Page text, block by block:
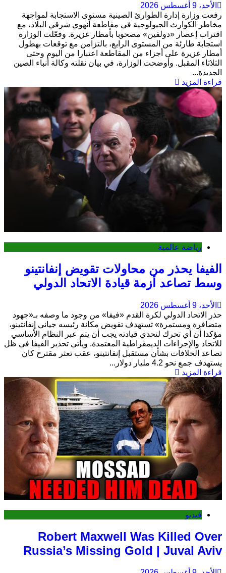
الأحد، 9 أغسطس 2026
رفعت وزارة إدارة الطوارئ الصينية مستوى الاستجابة لمواجهة
مخاطر الكوارث الجيولوجية في مقاطعة آنهوي شرقي البلاد، مع
اقتراب إعصار «دولفين» مصحوبا بأمطار غزيرة. وفعّلت الوزارة
استجابة طارئة من المستوى الرابع، بالتزامن مع توقعات بهطول
أمطار غزيرة على أجزاء من المقاطعة اعتبارا من اليوم وحتى
الثلاثاء المقبل. وأوضحت الوزارة، في بيان نقلته وكالة أنباء الصين
الجديدة...
قراءة المزيد
رياضة عالمية
الفيفا يحذر من محاولات تقويض إنفانتينو
وسط تصاعد أزمة قيادة الاتحاد الدولي
الأحد، 9 أغسطس 2026
حذر الاتحاد الدولي لكرة القدم «فيفا» من وجود ما وصفه بـ«جهود
متضافرة ومستمرة» تستهدف تقويض مكانة رئيسه جياني إنفانتينو،
مؤكدا أن أي تحرك لتحدي قيادته يجب أن يتم عبر النظام الأساسي
للاتحاد والإجراءات الديمقراطية المعتمدة. ويأتي تحذير الفيفا في ظل
تصاعد الخلافات بشأن مستقبل إنفانتينو، عقب تعثر مقترح كان
يستهدف جمع نحو 4.2 مليار دولار...
قراءة المزيد
فيديو
Robert Maxwell Was Killed Over
Russia’s Missing Gold | Juval Aviv